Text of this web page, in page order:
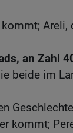
Areli,
an Zahl
beide im
kommt;